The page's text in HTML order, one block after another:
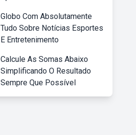
Globo Com Absolutamente
Tudo Sobre Notícias Esportes
E Entretenimento
Calcule As Somas Abaixo
Simplificando O Resultado
Sempre Que Possível